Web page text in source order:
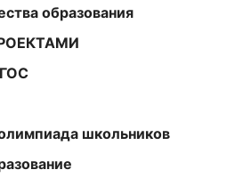
образования
школьников